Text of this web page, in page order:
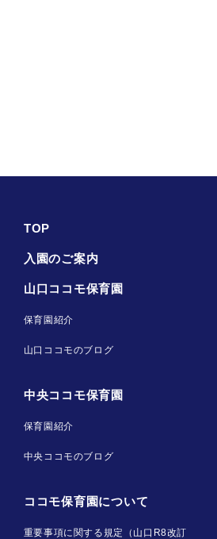
TOP
入園のご案内
山口ココモ保育園
保育園紹介
山口ココモのブログ
中央ココモ保育園
保育園紹介
中央ココモのブログ
ココモ保育園について
重要事項に関する規定（山口R8改訂